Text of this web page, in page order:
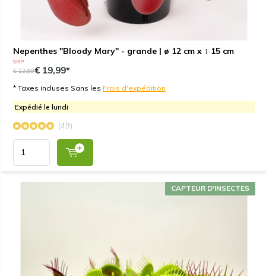
Nepenthes "Bloody Mary" - grande | ø 12 cm x ↕ 15 cm
SRP
€ 22,99€ 19,99*
* Taxes incluses Sans les Frais d'expédition
Expédié le lundi
(49)
CAPTEUR D'INSECTES